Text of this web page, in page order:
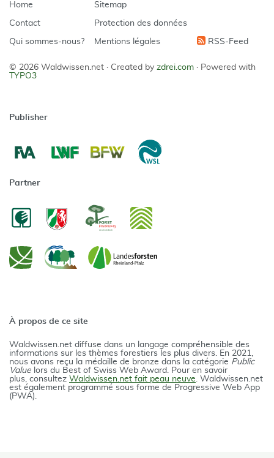
Home
Contact
Qui sommes-nous?
Sitemap
Protection des données
Mentions légales RSS-Feed
© 2026 Waldwissen.net · Created by zdrei.com · Powered with
TYPO3
Publisher
Partner
À propos de ce site
Waldwissen.net diffuse dans un langage compréhensible des
informations sur les thèmes forestiers les plus divers. En 2021,
nous avons reçu la médaille de bronze dans la catégorie Public
Value lors du Best of Swiss Web Award. Pour en savoir
plus, consultez Waldwissen.net fait peau neuve. Waldwissen.net
est également programmé sous forme de Progressive Web App
(PWA).